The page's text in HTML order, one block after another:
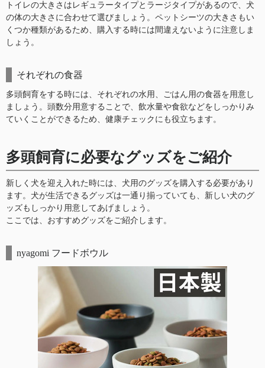
トイレの大きさはレギュラータイプとラージタイプがあるので、犬
の体の大きさに合わせて選びましょう。ペットシーツの大きさもい
くつか種類があるため、購入する時には間違えないように注意しま
しょう。
それぞれの食器
多頭飼育をする時には、それぞれの水用、ごはん用の食器を用意し
ましょう。頭数分用意することで、飲水量や食欲などをしっかりみ
ていくことができるため、健康チェックにも役立ちます。
多頭飼育に必要なグッズをご紹介
新しく犬を迎え入れた時には、犬用のグッズを購入する必要があり
ます。犬が生活できるグッズは一通り揃っていても、新しい犬のグ
ッズもしっかり用意してあげましょう。
ここでは、おすすめグッズをご紹介します。
nyagomi フードボウル